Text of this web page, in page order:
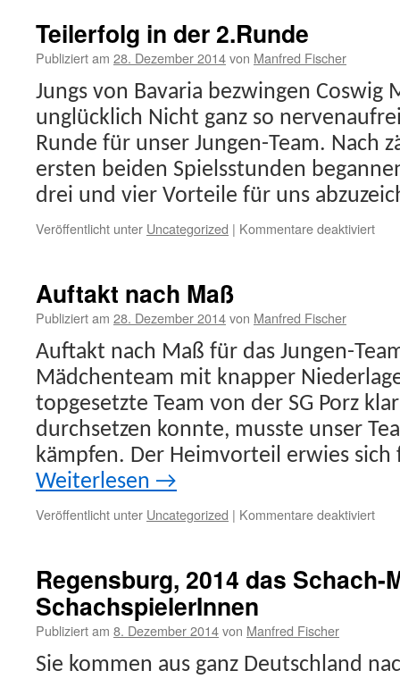
Teilerfolg in der 2.Runde
Publiziert am 28. Dezember 2014von Manfred Fischer
Jungs von Bavaria bezwingen
unglücklich Nicht ganz so
Runde für unser Jungen-Team. Nach
ersten beiden Spielsstunden
drei und vier Vorteile für uns
Veröffentlicht unter Uncategorized | Kommentare deaktiviertfür
Auftakt nach Maß
Publiziert am 28. Dezember 2014von Manfred Fischer
Auftakt nach Maß für das Jungen-
Mädchenteam mit knapper
topgesetzte Team von der SG Porz
durchsetzen konnte, musste unser
kämpfen. Der Heimvorteil erwies
Weiterlesen →
Veröffentlicht unter Uncategorized | Kommentare deaktiviertfür
Maß
Regensburg, 2014 das Schach-
SchachspielerInnen
Publiziert am 8. Dezember 2014von Manfred Fischer
Sie kommen aus ganz Deutschland